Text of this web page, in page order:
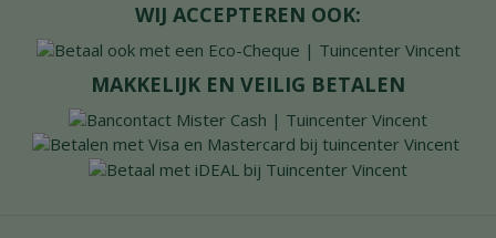
WIJ ACCEPTEREN OOK:
MAKKELIJK EN VEILIG BETALEN